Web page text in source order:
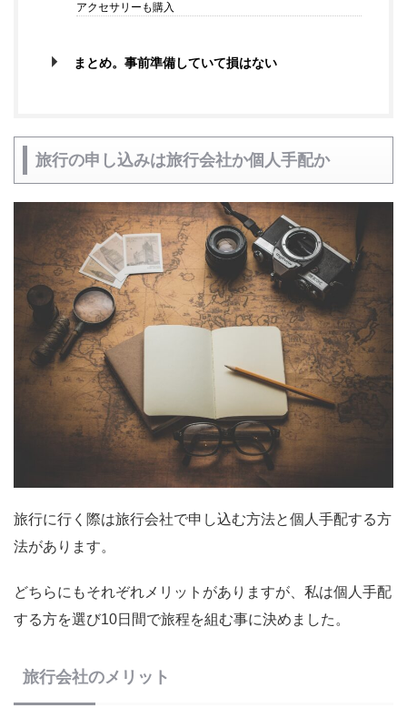
アクセサリーも購入
まとめ。事前準備していて損はない
旅行の申し込みは旅行会社か個人手配か
旅行に行く際は旅行会社で申し込む方法と個人手配する方
法があります。
どちらにもそれぞれメリットがありますが、私は個人手配
する方を選び10日間で旅程を組む事に決めました。
旅行会社のメリット